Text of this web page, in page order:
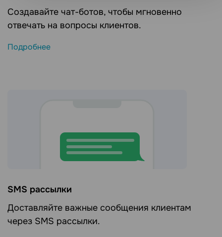
Создавайте чат-ботов, чтобы мгновенно
отвечать на вопросы клиентов.
Подробнее
SMS рассылки
Доставляйте важные сообщения клиентам
через SMS рассылки.